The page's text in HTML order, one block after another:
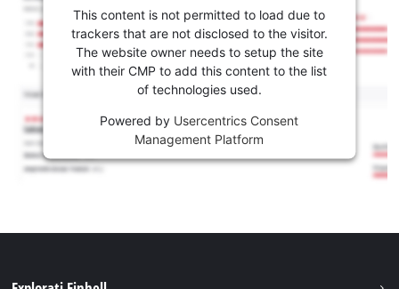
This content is not permitted to load due to
trackers that are not disclosed to the visitor.
The website owner needs to setup the site
with their CMP to add this content to the list
of technologies used.
Powered by Usercentrics Consent
Management Platform